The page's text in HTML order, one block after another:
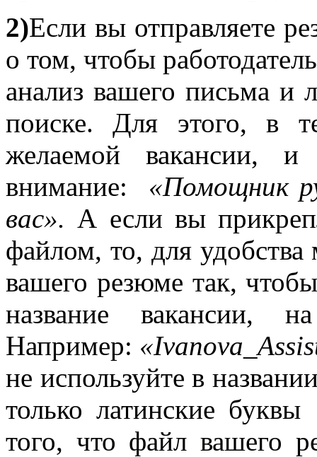
2)Если вы отправляете
о том, чтобы
анализ вашего письма и
поиске. Для этого, в
желаемой вакансии,
внимание: «Помощник
вас». А если вы
файлом, то, для
вашего резюме так,
название вакансии,
Например:
не используйте в
только латинские
того, что файл вашего